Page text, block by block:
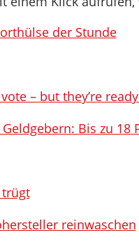
der Stunde
– but they’re
Bis zu 18
reinwaschen